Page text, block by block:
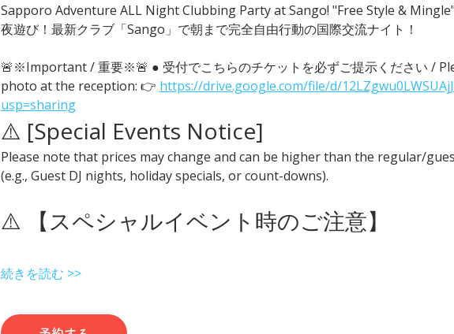
Sapporo Adventure ALL Night Clubbing Party at Sango! "Free Style &
夜遊び！最新クラブ「Sango」で朝まで完全自由行動の国際交流ナイト！
🚨※Important / 重要※🚨 ● 受付でこちらのチケットを必ずご提示ください /
photo at the reception: 👉 https://drive.google.com/file/d/
usp=sharing
⚠️ [Special Events Notice]
Please note that prices may change and can be higher than the regular/
(e.g., Guest DJ nights, holiday specials, or count-downs).
⚠️ 【スペシャルイベント時のご注意】
続きを読む >>